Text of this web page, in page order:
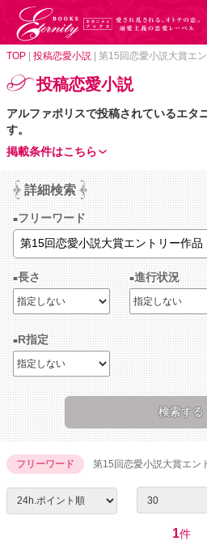
TOP 投稿恋愛小説 第15回恋愛小説大賞エ
投稿恋愛小説
アルファポリスで投稿されているエタ
す。
掲載条件はこちら
詳細検索
フリーワード
長さ 進行状況
R指定
フリーワード 第15回恋愛小説大賞エン
1件